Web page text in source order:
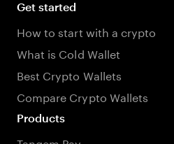
Get started
How to start with a crypto
What is Cold Wallet
Best Crypto Wallets
Compare Crypto Wallets
Products